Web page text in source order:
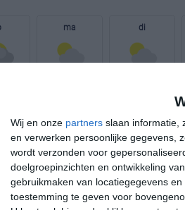
Wij en onze partners slaan informatie,
en verwerken persoonlijke gegevens,
wordt verzonden voor
doelgroepinzichten en ontwikkeling van
gebruikmaken van locatiegegevens
toestemming te geven voor
ma di
24°C
15:00 18:00